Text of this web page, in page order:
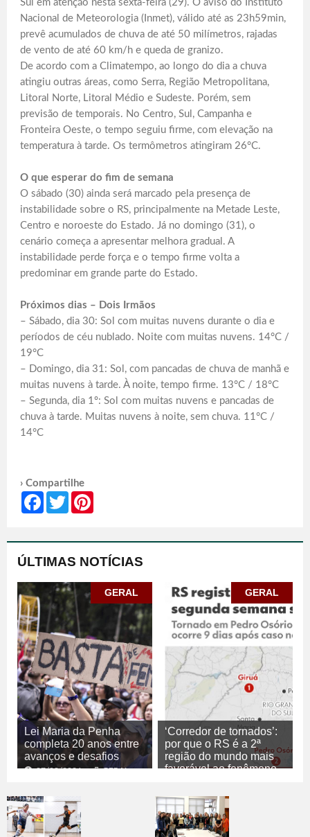
Sul em atenção nesta sexta-feira (29). O aviso do Instituto
Nacional de Meteorologia (Inmet), válido até as 23h59min,
prevê acumulados de chuva de até 50 milímetros, rajadas
de vento de até 60 km/h e queda de granizo.
De acordo com a Climatempo, ao longo do dia a chuva
atingiu outras áreas, como Serra, Região Metropolitana,
Litoral Norte, Litoral Médio e Sudeste. Porém, sem
previsão de temporais. No Centro, Sul, Campanha e
Fronteira Oeste, o tempo seguiu firme, com elevação na
temperatura à tarde. Os termômetros atingiram 26°C.
O que esperar do fim de semana
O sábado (30) ainda será marcado pela presença de
instabilidade sobre o RS, principalmente na Metade Leste,
Centro e noroeste do Estado. Já no domingo (31), o
cenário começa a apresentar melhora gradual. A
instabilidade perde força e o tempo firme volta a
predominar em grande parte do Estado.
Próximos dias – Dois Irmãos
– Sábado, dia 30: Sol com muitas nuvens durante o dia e
períodos de céu nublado. Noite com muitas nuvens. 14°C /
19°C
– Domingo, dia 31: Sol, com pancadas de chuva de manhã e
muitas nuvens à tarde. À noite, tempo firme. 13°C / 18°C
– Segunda, dia 1º: Sol com muitas nuvens e pancadas de
chuva à tarde. Muitas nuvens à noite, sem chuva. 11°C /
14°C
› Compartilhe
Facebook
Twitter
ÚLTIMAS NOTÍCIAS
GERAL
Lei Maria da Penha
completa 20 anos entre
avanços e desafios
07/08/2026 GERAL
GERAL
‘Corredor de tornados’:
por que o RS é a 2ª
região do mundo mais
favorável ao fenômeno